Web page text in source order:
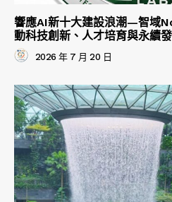
響應AI新十大建設浪潮—智域
動科技創新、人才培育與永續
2026 年 7 月 20 日